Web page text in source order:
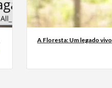
A Floresta: Um legado vivo